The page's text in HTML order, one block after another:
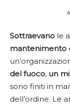
Sottraevano le
mantenimento
del fuoco, un
sono finiti in
dell’ordine. Le